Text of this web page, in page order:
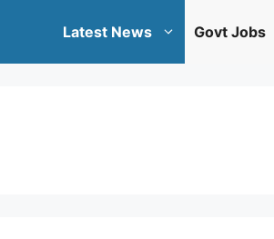
Latest News Govt Jobs